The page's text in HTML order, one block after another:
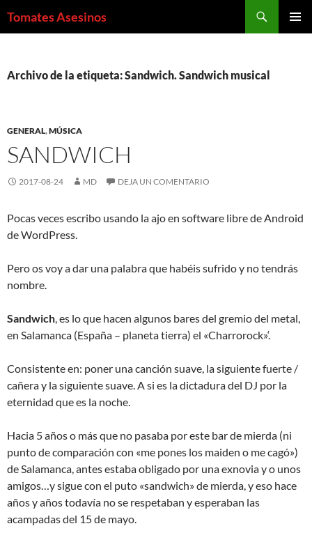
Tomates Asesinos
Archivo de la etiqueta: Sandwich. Sandwich musical
GENERAL,MÚSICA
SANDWICH
2017-08-24 MD DEJA UN COMENTARIO
Pocas veces escribo usando la ajo en software libre de Android
de WordPress.
Pero os voy a dar una palabra que habéis sufrido y no tendrás
nombre.
Sandwich, es lo que hacen algunos bares del gremio del metal,
en Salamanca (España – planeta tierra) el «Charrorock»‘.
Consistente en: poner una canción suave, la siguiente fuerte /
cañera y la siguiente suave. A si es la dictadura del DJ por la
eternidad que es la noche.
Hacia 5 años o más que no pasaba por este bar de mierda (ni
punto de comparación con «me pones los maiden o me cagó»)
de Salamanca, antes estaba obligado por una exnovia y o unos
amigos…y sigue con el puto «sandwich» de mierda, y eso hace
años y años todavía no se respetaban y esperaban las
acampadas del 15 de mayo.